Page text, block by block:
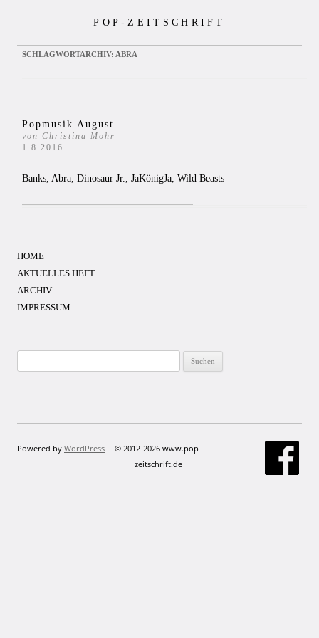
POP-ZEITSCHRIFT
SCHLAGWORTARCHIV: ABRA
Popmusik August
von Christina Mohr
1.8.2016
Banks, Abra, Dinosaur Jr., JaKönigJa, Wild Beasts
HOME
AKTUELLES HEFT
ARCHIV
IMPRESSUM
nach:
Powered by WordPress
© 2012-2026 www.pop-
zeitschrift.de